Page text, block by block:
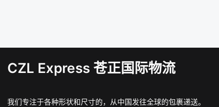
CZL Express 苍正国际物流
我们专注于各种形状和尺寸的，从中国发往全球的包裹递送。